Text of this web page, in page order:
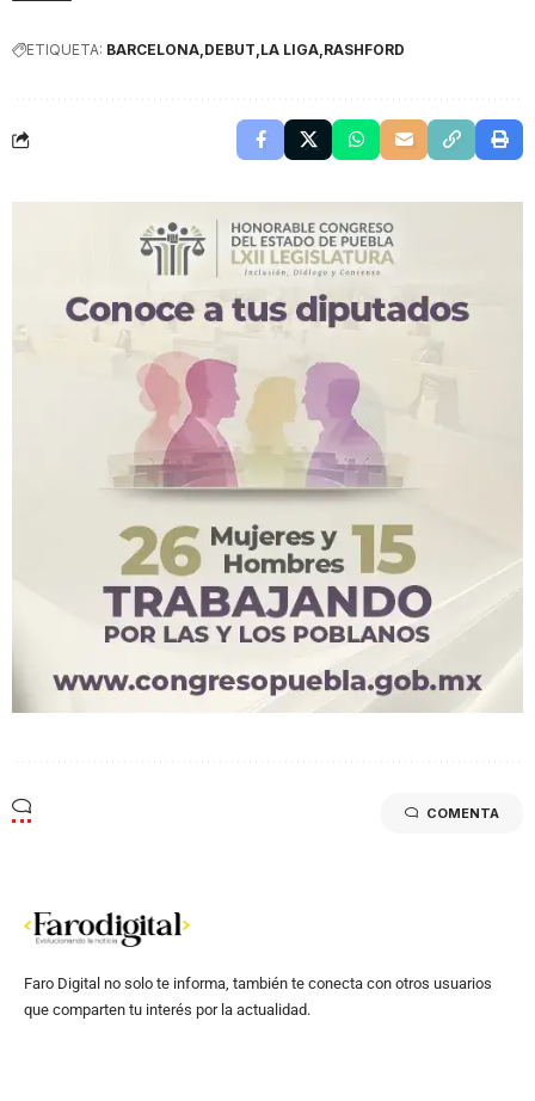
ETIQUETA: BARCELONA DEBUT LA LIGA RASHFORD
COMENTA
Faro Digital no solo te informa, también te conecta con otros usuarios
que comparten tu interés por la actualidad.